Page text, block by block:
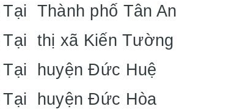
Thành phố Tân An
thị xã Kiến Tường
huyện Đức Huệ
Tại huyện Đức Hòa